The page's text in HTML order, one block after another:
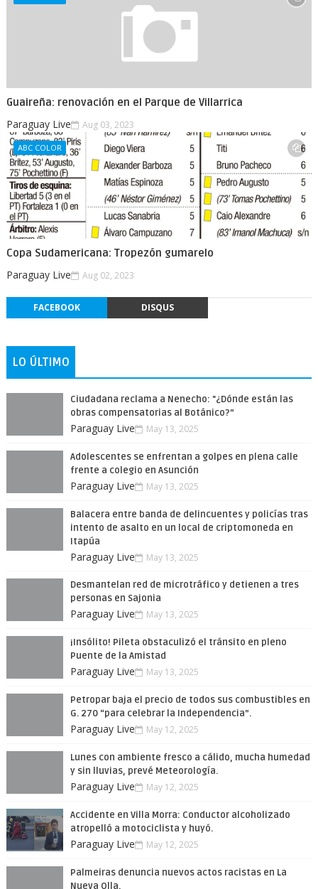
Guaireña: renovación en el Parque de Villarrica
Paraguay Live Aug 03, 2023
ABC COLOR
Copa Sudamericana: Tropezón gumarelo
Paraguay Live Aug 02, 2023
FACEBOOK DISQUS
LO ÚLTIMO
Ciudadana reclama a Nenecho: "¿Dónde están las
obras compensatorias al Botánico?”
Paraguay Live May 13, 2025
Adolescentes se enfrentan a golpes en plena calle
frente a colegio en Asunción
Paraguay Live May 13, 2025
Balacera entre banda de delincuentes y policías tras
intento de asalto en un local de criptomoneda en
Itapúa
Paraguay Live May 13, 2025
Desmantelan red de microtráfico y detienen a tres
personas en Sajonia
Paraguay Live May 13, 2025
¡Insólito! Pileta obstaculizó el tránsito en pleno
Puente de la Amistad
Paraguay Live May 13, 2025
Petropar baja el precio de todos sus combustibles en
G. 270 “para celebrar la Independencia”.
Paraguay Live May 12, 2025
Lunes con ambiente fresco a cálido, mucha humedad
y sin lluvias, prevé Meteorología.
Paraguay Live May 12, 2025
Accidente en Villa Morra: Conductor alcoholizado
atropelló a motociclista y huyó.
Paraguay Live May 12, 2025
Palmeiras denuncia nuevos actos racistas en La
Nueva Olla.